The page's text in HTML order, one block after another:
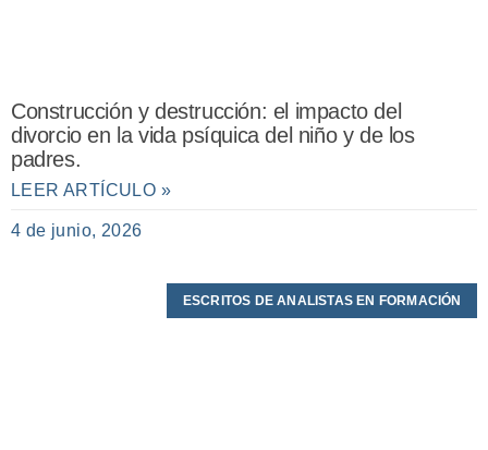
Construcción y destrucción: el impacto del
divorcio en la vida psíquica del niño y de los
padres.
LEER ARTÍCULO »
4 de junio, 2026
ESCRITOS DE ANALISTAS EN FORMACIÓN